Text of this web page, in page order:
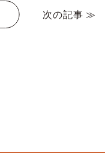
次の記事 ≫